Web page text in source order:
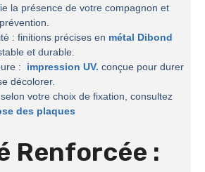
la présence de votre compagnon et
: finitions précises en métal Dibond
et durable.
:
impression UV. conçue pour durer
décolorer.
votre choix de fixation, consultez
des plaques
Renforcée :